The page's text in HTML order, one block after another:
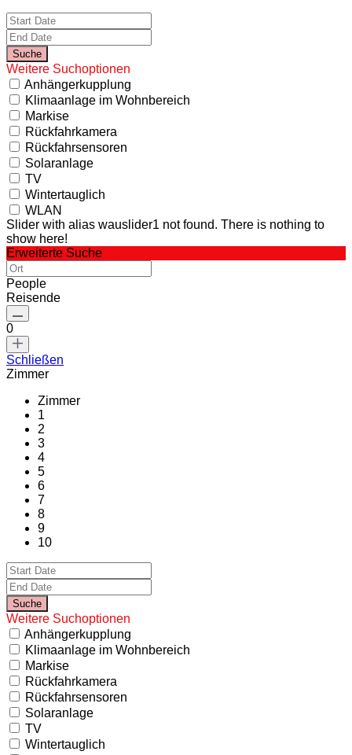
Weitere Suchoptionen
Anhängerkupplung
Klimaanlage im Wohnbereich
Markise
Rückfahrkamera
Rückfahrsensoren
Solaranlage
TV
Wintertauglich
WLAN
Slider with alias wauslider1 not found. There is nothing to
show here!
Erweiterte Suche
People
Reisende
0
Schließen
Zimmer
Zimmer
1
2
3
4
5
6
7
8
9
10
Weitere Suchoptionen
Anhängerkupplung
Klimaanlage im Wohnbereich
Markise
Rückfahrkamera
Rückfahrsensoren
Solaranlage
TV
Wintertauglich